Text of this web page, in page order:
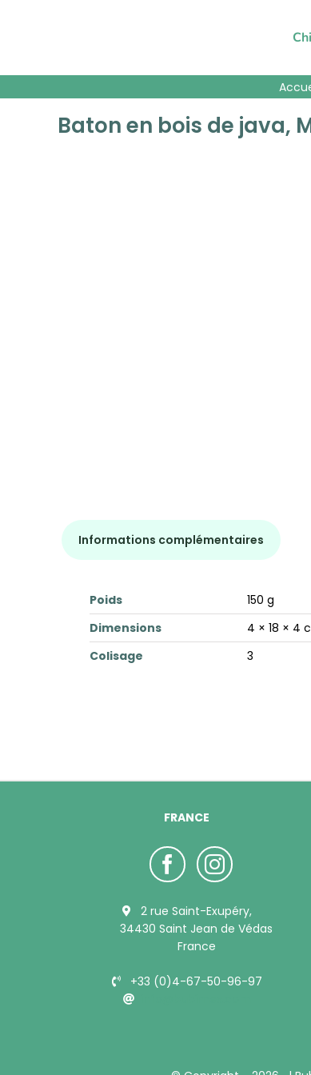
Baton en bois de java,
Informations complémentaires
Poids
150 g
Dimensions
4 × 18 × 4
Colisage
3
FRANCE
2 rue Saint-Exupéry,
34430 Saint Jean de Védas
France
+33 (0)4-67-50-96-97